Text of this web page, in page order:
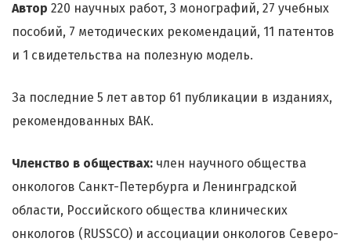
Автор 220 научных работ, 3 монографий, 27 учебных
пособий, 7 методических рекомендаций, 11 патентов
и 1 свидетельства на полезную модель.
За последние 5 лет автор 61 публикации в изданиях,
рекомендованных ВАК.
Членство в обществах: член научного общества
онкологов Санкт-Петербурга и Ленинградской
области, Российского общества клинических
онкологов (RUSSCO) и ассоциации онкологов Северо-